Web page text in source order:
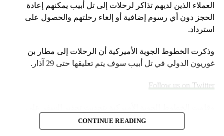
العملاء الذين لديهم تذاكر لرحلات إلى تل أبيب يمكنهم إعادة
الحجز دون أي رسوم إضافية أو إلغاء رحلتهم والحصول على
استرداد.
وذكرت الخطوط الجوية الأميركية أن الرحلات إلى مطار بن
غوريون الدولي في تل أبيب سوف يتم تعليقها حتى 29 آذار.
Follow us on Twitter
موقعها الإلكتروني خلال عطلة نهاية الأسبوع.
CONTINUE READING